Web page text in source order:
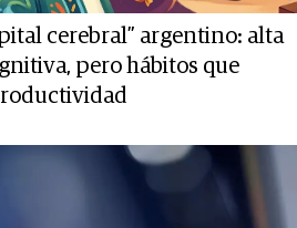
cerebral” argentino: alta
pero hábitos que